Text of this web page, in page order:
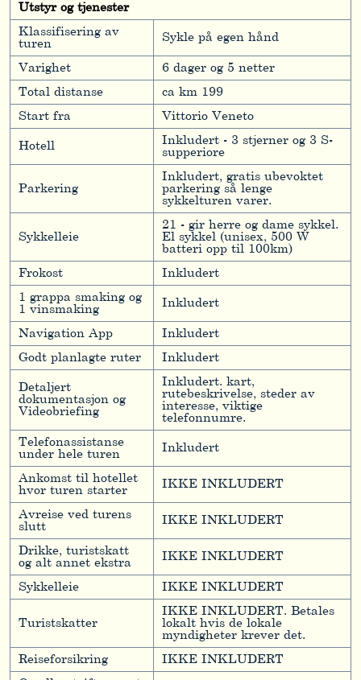
Utstyr og tjenester
Klassifisering av
turen
Sykle på egen hånd
Varighet
6 dager og 5 netter
Total distanse
ca km 199
Start fra
Vittorio Veneto
Hotell
Inkludert - 3 stjerner og 3 S-
supperiore
Parkering
Inkludert, gratis ubevoktet
parkering så lenge
sykkelturen varer.
Sykkelleie
21 - gir herre og dame sykkel.
El sykkel (unisex, 500 W
batteri opp til 100km)
Frokost
Inkludert
1 grappa smaking og
1 vinsmaking
Inkludert
Navigation App
Inkludert
Godt planlagte ruter
Inkludert
Detaljert
dokumentasjon og
Videobriefing
Inkludert. kart,
rutebeskrivelse, steder av
interesse, viktige
telefonnumre.
Telefonassistanse
under hele turen
Inkludert
Ankomst til hotellet
hvor turen starter
IKKE INKLUDERT
Avreise ved turens
slutt
IKKE INKLUDERT
Drikke, turistskatt
og alt annet ekstra
IKKE INKLUDERT
Sykkelleie IKKE INKLUDERT
Turistskatter
IKKE INKLUDERT. Betales
lokalt hvis de lokale
myndigheter krever det.
Reiseforsikring
IKKE INKLUDERT